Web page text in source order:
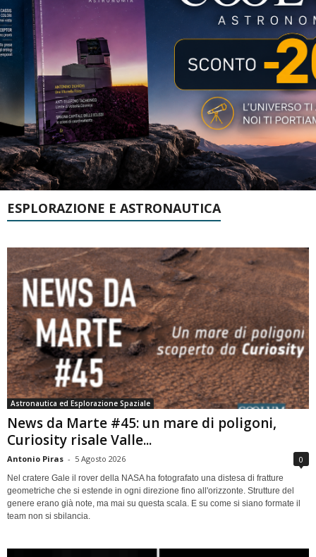
ESPLORAZIONE E ASTRONAUTICA
Astronautica ed Esplorazione Spaziale
News da Marte #45: un mare di poligoni,
Curiosity risale Valle...
Antonio Piras - 5 Agosto 2026 0
Nel cratere Gale il rover della NASA ha fotografato una distesa di fratture
geometriche che si estende in ogni direzione fino all'orizzonte. Strutture del
genere erano già note, ma mai su questa scala. E su come si siano formate il
team non si sbilancia.